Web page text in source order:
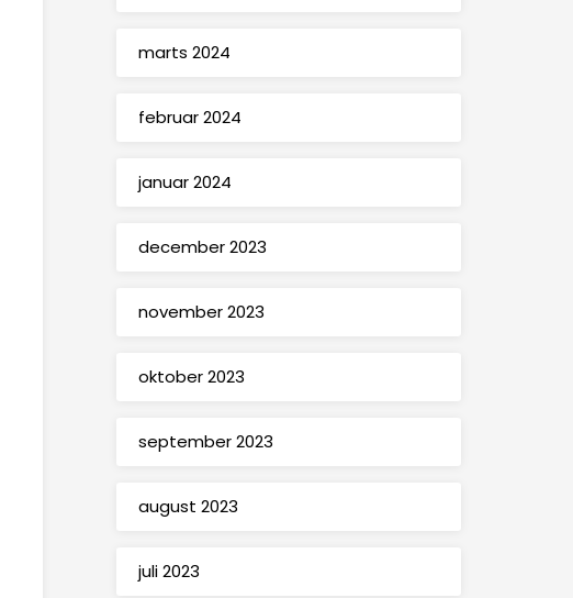
marts 2024
februar 2024
januar 2024
december 2023
november 2023
oktober 2023
september 2023
august 2023
juli 2023